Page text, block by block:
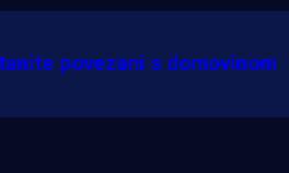
povezani s domovinom